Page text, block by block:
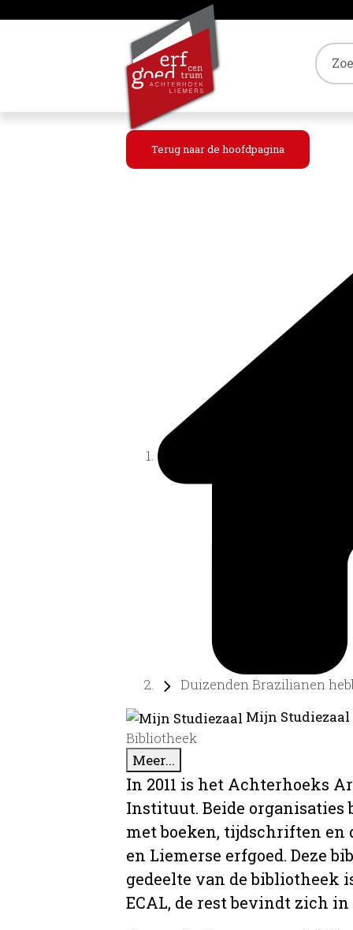
Terug naar de hoofdpagina
Duizenden Brazilianen
Mijn
Bibliotheek
Meer...
In 2011 is het Achterhoeks
Instituut. Beide organisaties
met boeken, tijdschriften
en Liemerse erfgoed. Deze
gedeelte van de bibliotheek
ECAL, de rest bevindt zich